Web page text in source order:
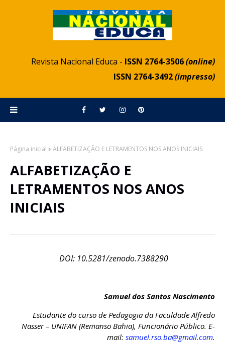
Revista Nacional Educa - ISSN 2764-3506(online)
ISSN 2764-3492(impresso)
Página inicial ALFABETIZAÇÃO E LETRAMENTOS NOS ANOS INICIAIS
ALFABETIZAÇÃO E
LETRAMENTOS NOS ANOS
INICIAIS
DOI: 10.5281/zenodo.7388290
Samuel dos Santos Nascimento
Estudante do curso de Pedagogia da Faculdade Alfredo
Nasser – UNIFAN (Remanso Bahia), Funcionário Público. E-
mail: samuel.rso.ba@gmail.com.